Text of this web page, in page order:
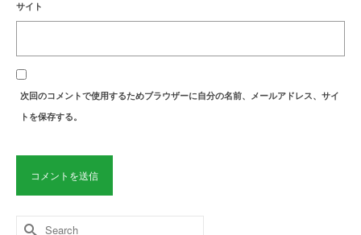
サイト
次回のコメントで使用するためブラウザーに自分の名前、メールアドレス、サイ
トを保存する。
Search